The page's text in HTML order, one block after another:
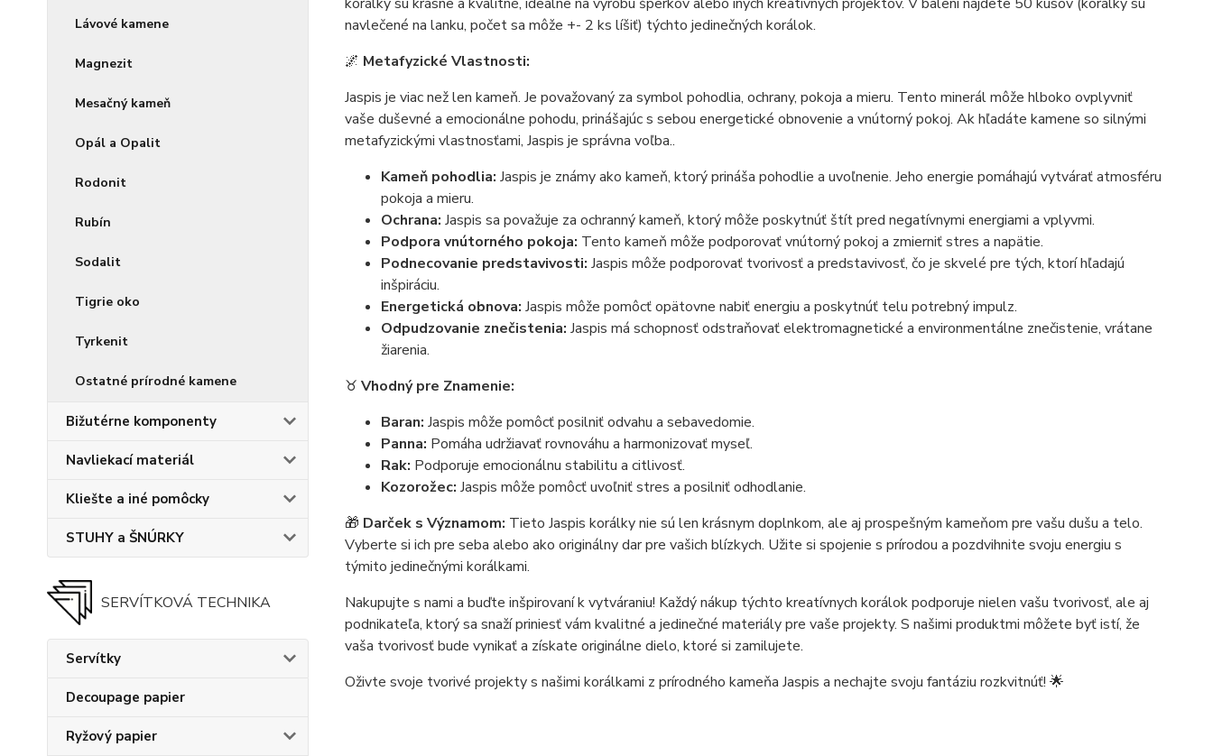
Lávové kamene
Magnezit
Mesačný kameň
Opál a Opalit
Rodonit
Rubín
Sodalit
Tigrie oko
Tyrkenit
Ostatné prírodné kamene
Bižutérne komponenty
Navliekací materiál
Kliešte a iné pomôcky
STUHY a ŠNÚRKY
SERVÍTKOVÁ TECHNIKA
Servítky
Decoupage papier
Ryžový papier
navlečené na lanku, počet sa môže +- 2 ks líšiť) týchto jedinečných korálok.
🌌 Metafyzické Vlastnosti:
Jaspis je viac než len kameň. Je považovaný za symbol pohodlia, ochrany, pokoja a mieru. Tento minerál môže hlboko ovplyvniť
vaše duševné a emocionálne pohodu, prinášajúc s sebou energetické obnovenie a vnútorný pokoj. Ak hľadáte kamene so silnými
metafyzickými vlastnosťami, Jaspis je správna voľba..
Kameň pohodlia: Jaspis je známy ako kameň, ktorý prináša pohodlie a uvoľnenie. Jeho energie pomáhajú vytvárať atmosféru
pokoja a mieru.
Ochrana: Jaspis sa považuje za ochranný kameň, ktorý môže poskytnúť štít pred negatívnymi energiami a vplyvmi.
Podpora vnútorného pokoja: Tento kameň môže podporovať vnútorný pokoj a zmierniť stres a napätie.
Podnecovanie predstavivosti: Jaspis môže podporovať tvorivosť a predstavivosť, čo je skvelé pre tých, ktorí hľadajú
inšpiráciu.
Energetická obnova: Jaspis môže pomôcť opätovne nabiť energiu a poskytnúť telu potrebný impulz.
Odpudzovanie znečistenia: Jaspis má schopnosť odstraňovať elektromagnetické a environmentálne znečistenie, vrátane
žiarenia.
♉ Vhodný pre Znamenie:
Baran: Jaspis môže pomôcť posilniť odvahu a sebavedomie.
Panna: Pomáha udržiavať rovnováhu a harmonizovať myseľ.
Rak: Podporuje emocionálnu stabilitu a citlivosť.
Kozorožec: Jaspis môže pomôcť uvoľniť stres a posilniť odhodlanie.
🎁 Darček s Významom: Tieto Jaspis korálky nie sú len krásnym doplnkom, ale aj prospešným kameňom pre vašu dušu a telo.
Vyberte si ich pre seba alebo ako originálny dar pre vašich blízkych. Užite si spojenie s prírodou a pozdvihnite svoju energiu s
týmito jedinečnými korálkami.
Nakupujte s nami a buďte inšpirovaní k vytváraniu! Každý nákup týchto kreatívnych korálok podporuje nielen vašu tvorivosť, ale aj
podnikateľa, ktorý sa snaží priniesť vám kvalitné a jedinečné materiály pre vaše projekty. S našimi produktmi môžete byť istí, že
vaša tvorivosť bude vynikať a získate originálne dielo, ktoré si zamilujete.
Oživte svoje tvorivé projekty s našimi korálkami z prírodného kameňa Jaspis a nechajte svoju fantáziu rozkvitnúť! 🌟